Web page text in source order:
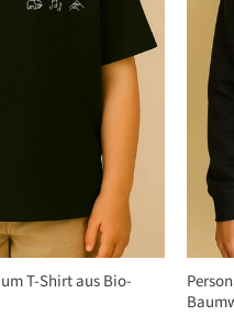
T-Shirt aus Bio-